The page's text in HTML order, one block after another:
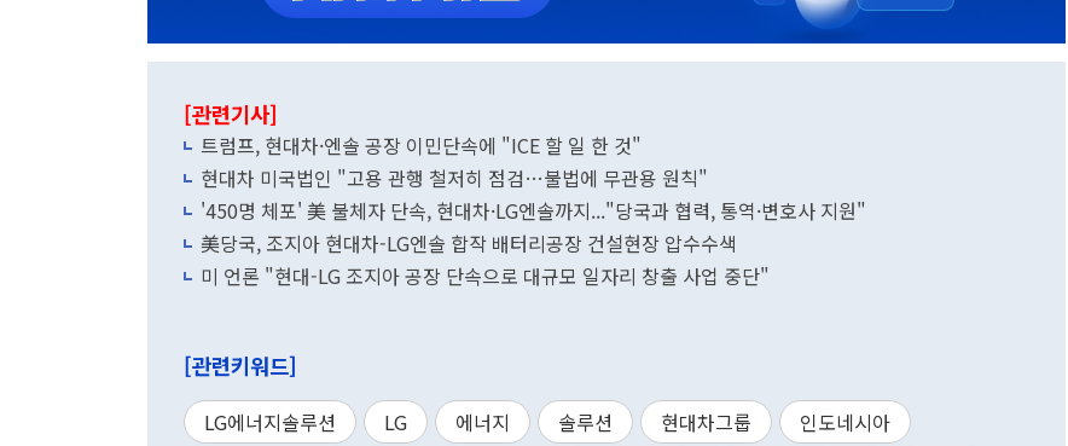
[관련기사]
트럼프, 현대차·엔솔 공장 이민단속에 "ICE 할 일 한 것"
현대차 미국법인 "고용 관행 철저히 점검…불법에 무관용 원칙"
'450명 체포' 美 불체자 단속, 현대차·LG엔솔까지..."당국과 협력, 통역·변호사 지원"
美당국, 조지아 현대차-LG엔솔 합작 배터리공장 건설현장 압수수색
미 언론 "현대-LG 조지아 공장 단속으로 대규모 일자리 창출 사업 중단"
[관련키워드]
LG에너지솔루션 LG 에너지 솔루션 현대차그룹
인도네시아